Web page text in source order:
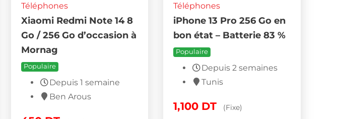
Téléphones
Xiaomi Redmi Note 14 8
Go / 256 Go d’occasion à
Mornag
Populaire
Depuis 1 semaine
Ben Arous
Téléphones
iPhone 13 Pro 256 Go en
bon état – Batterie 83 %
Populaire
Depuis 2 semaines
Tunis
1,100 DT (Fixe)